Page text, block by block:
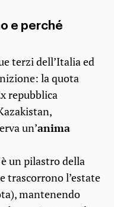
e perché
terzi dell’Italia ed
la quota
repubblica
un’anima
un pilastro della
trascorrono l’estate
mantenendo